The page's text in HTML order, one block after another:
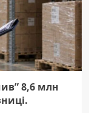
8,6 млн